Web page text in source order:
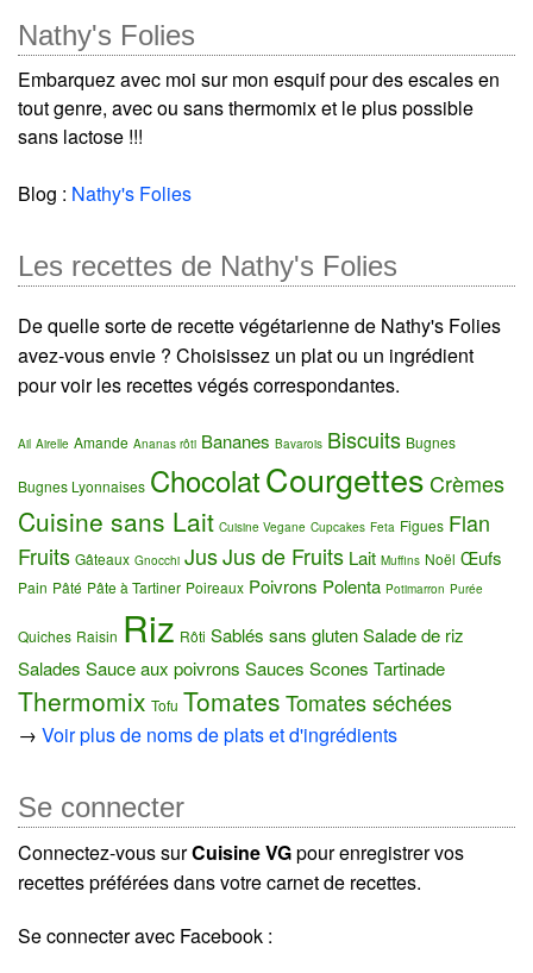
Nathy's Folies
Embarquez avec moi sur mon esquif pour des escales en
tout genre, avec ou sans thermomix et le plus possible
sans lactose !!!
Blog : Nathy's Folies
Les recettes de Nathy's Folies
De quelle sorte de recette végétarienne de Nathy's Folies
avez-vous envie ? Choisissez un plat ou un ingrédient
pour voir les recettes végés correspondantes.
Ail Airelle Amande Ananas rôti Bananes Bavarois Biscuits Bugnes
Bugnes Lyonnaises ChocolatCourgettesCrèmes
Cuisine sans Lait Cuisine Vegane Cupcakes Feta Figues Flan
Fruits Gâteaux Gnocchi JusJus de Fruits Lait Muffins Noël Œufs
Pain Pâté Pâte à Tartiner Poireaux Poivrons Polenta Potimarron Purée
Quiches Raisin Riz Rôti Sablés sans glutenSalade de riz
Salades Sauce aux poivrons Sauces Scones Tartinade
Thermomix Tofu TomatesTomates séchées
→ Voir plus de noms de plats et d'ingrédients
Se connecter
Connectez-vous surCuisine VGpour enregistrer vos
recettes préférées dans votre carnet de recettes.
Se connecter avec Facebook :